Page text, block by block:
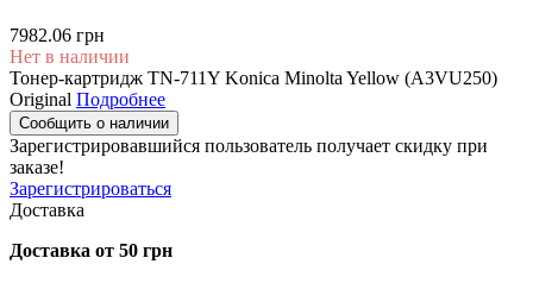
7982.06 грн
Нет в наличии
Тонер-картридж TN-711Y Konica Minolta Yellow (A3VU250)
Original Подробнее
Сообщить о наличии
Зарегистрировавшийся пользователь получает скидку при
заказе!
Зарегистрироваться
Доставка
Доставка от 50 грн